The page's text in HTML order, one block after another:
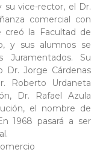
vice-rector, el Dr.
comercial con
creó la Facultad de
y sus alumnos se
Juramentados. Su
Dr. Jorge Cárdenas
Roberto Urdaneta
Dr. Rafael Azula
el nombre de
1968 pasará a ser